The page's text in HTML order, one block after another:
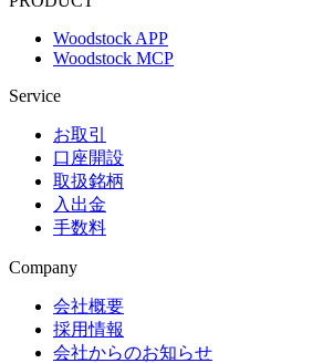
Woodstock APP
Woodstock MCP
Service
お取引
口座開設
取扱銘柄
入出金
手数料
Company
会社概要
採用情報
会社からのお知らせ